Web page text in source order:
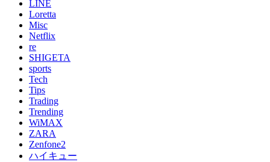
LINE
Loretta
Misc
Netflix
re
SHIGETA
sports
Tech
Tips
Trading
Trending
WiMAX
ZARA
Zenfone2
ハイキュー